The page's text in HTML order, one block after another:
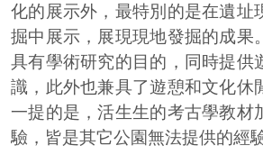
化的展示外，最特別的是在遺址
掘中展示，展現現地發掘的成果
具有學術研究的目的，同時提供
識，此外也兼具了遊憩和文化休
一提的是，活生生的考古學教材
驗，皆是其它公園無法提供的經驗